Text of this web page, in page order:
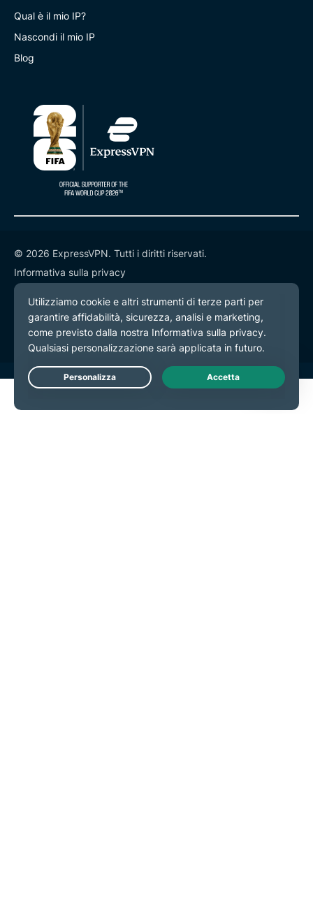
Qual è il mio IP?
Nascondi il mio IP
Blog
© 2026 ExpressVPN. Tutti i diritti riservati.
Informativa sulla privacy
Termini di servizio
Preferenze cookie
Live Chat